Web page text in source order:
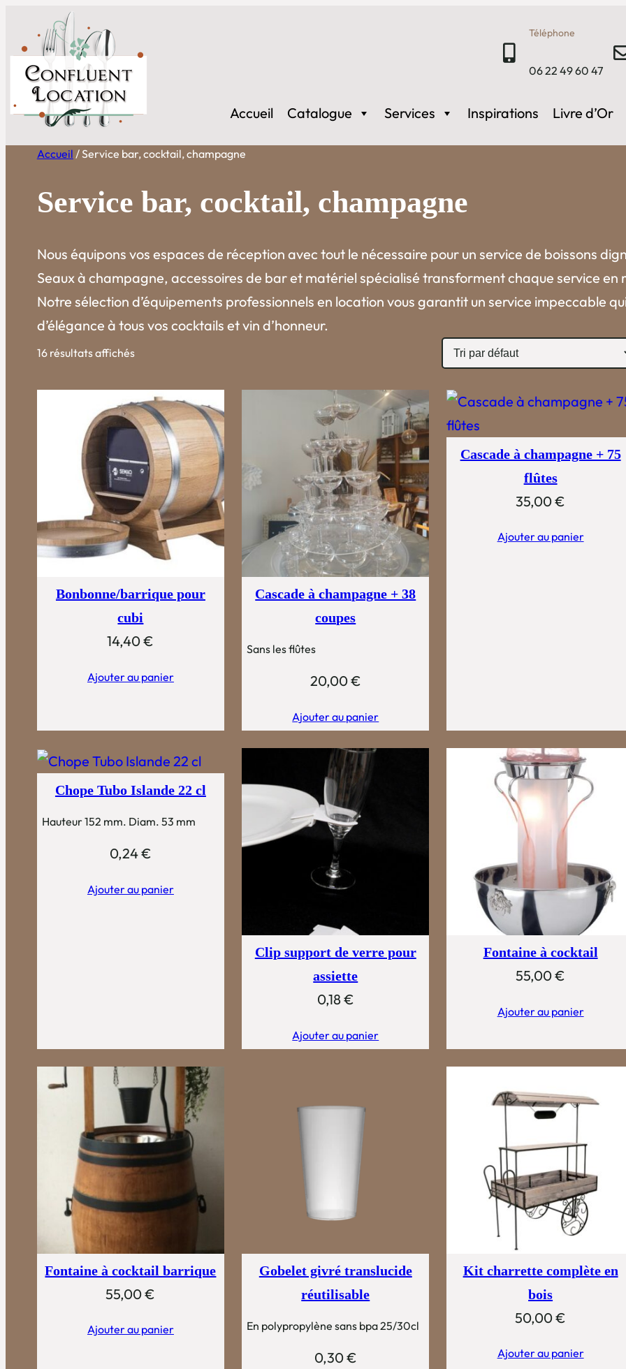
contenu
Téléphone
06 22 49 60 47
Accueil Catalogue Services Inspirations Livre d’Or
Accueil / Service bar, cocktail, champagne
Service bar, cocktail, champagne
Nous équipons vos espaces de réception avec tout le nécessaire pour un service de boissons
Seaux à champagne, accessoires de bar et matériel spécialisé transforment chaque service
Notre sélection d’équipements professionnels en location vous garantit un service impeccable
d’élégance à tous vos cocktails et vin d’honneur.
16 résultats affichés
Bonbonne/barrique pour
cubi
14,40€
Ajouter au panier
Cascade à champagne + 38
coupes
Sans les flûtes
20,00€
Ajouter au panier
Cascade à champagne + 75
flûtes
35,00€
Ajouter au panier
Chope Tubo Islande 22 cl
Hauteur 152 mm. Diam. 53 mm
0,24€
Ajouter au panier
Clip support de verre pour
assiette
0,18 €
Ajouter au panier
Fontaine à cocktail
55,00€
Ajouter au panier
Fontaine à cocktail barrique
55,00€
Ajouter au panier
Gobelet givré translucide
réutilisable
En polypropylène sans bpa 25/30cl
0,30€
Kit charrette complète en
bois
50,00€
Ajouter au panier